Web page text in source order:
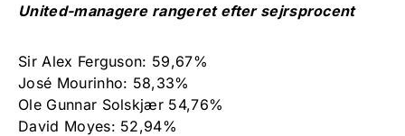
United-managere rangeret efter sejrsprocent
Sir Alex Ferguson: 59,67%
José Mourinho: 58,33%
Ole Gunnar Solskjær 54,76%
David Moyes: 52,94%